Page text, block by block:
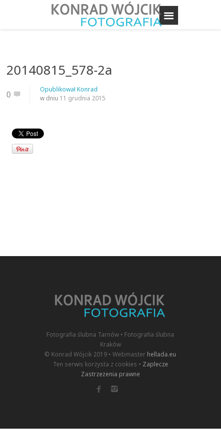
20140815_578-2a
0 OpublikowałKonrad
w dniu 11 grudnia 2015
Fotografia ślubna Tarnów • Fotografia ślubna
Kraków
© Konrad Wójcik 2019 • Webmaster hellada.eu
Ten serwis korzysta z cookies • Zaplecze
Zastrzeżenia prawne